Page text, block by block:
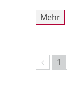
Mehr
1